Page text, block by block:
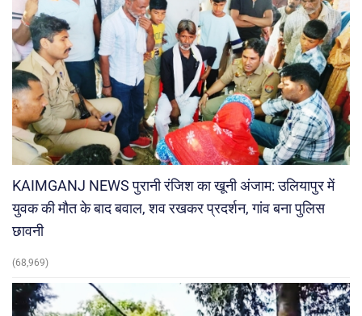
KAIMGANJ NEWS पुरानी रंजिश का खूनी अंजाम: उलियापुर में
युवक की मौत के बाद बवाल, शव रखकर प्रदर्शन, गांव बना पुलिस
छावनी
(68,969)